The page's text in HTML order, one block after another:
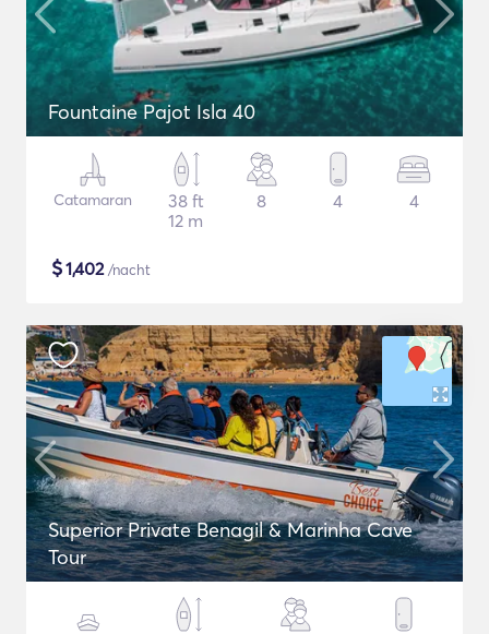
Fountaine Pajot Isla 40
Catamaran
38 ft
12 m
8 4 4
$1,402/nacht
Superior Private Benagil & Marinha Cave
Tour